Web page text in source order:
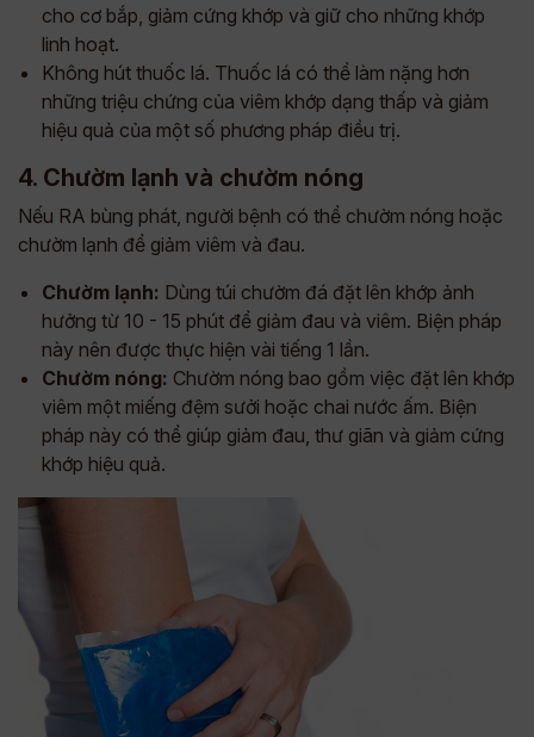
cho cơ bắp, giảm cứng khớp và giữ cho những khớp
linh hoạt.
Không hút thuốc lá. Thuốc lá có thể làm nặng hơn
những triệu chứng của viêm khớp dạng thấp và giảm
hiệu quả của một số phương pháp điều trị.
4. Chườm lạnh và chườm nóng
Nếu RA bùng phát, người bệnh có thể chườm nóng hoặc
chườm lạnh để giảm viêm và đau.
Chườm lạnh: Dùng túi chườm đá đặt lên khớp ảnh
hưởng từ 10 - 15 phút để giảm đau và viêm. Biện pháp
này nên được thực hiện vài tiếng 1 lần.
Chườm nóng: Chườm nóng bao gồm việc đặt lên khớp
viêm một miếng đệm sưởi hoặc chai nước ấm. Biện
pháp này có thể giúp giảm đau, thư giãn và giảm cứng
khớp hiệu quả.